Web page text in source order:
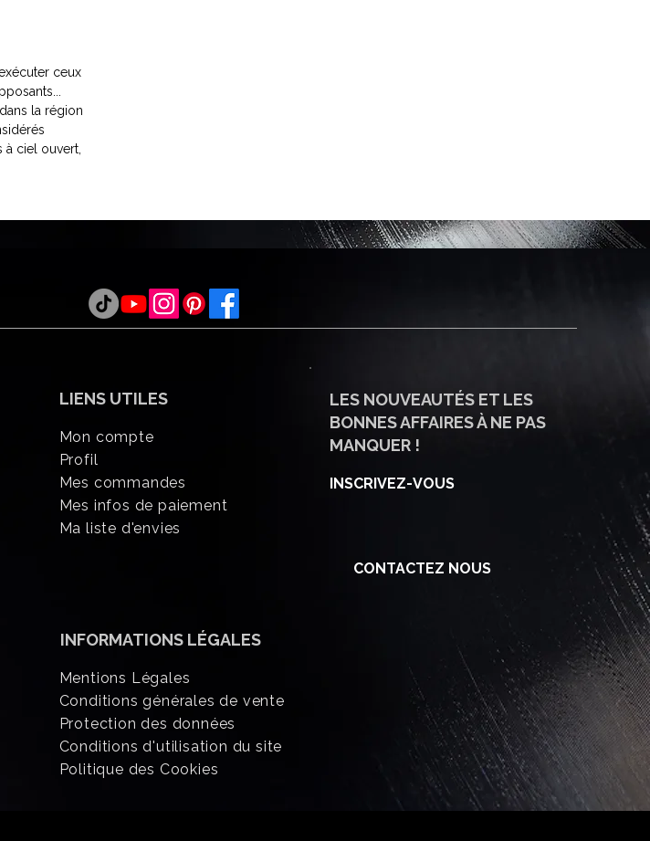
ceux
la région
ciel ouvert,
LIENS UTILES
Mon compte
Profil
Mes commandes
Mes infos de paiement
Ma liste d'envies
INFORMATIONSLÉGALES
Mentions Légales
Conditions générales de vente
Protection des données
Conditions d'utilisation du site
Politique des Cookies
LES NOUVEAUTÉS ET LES
BONNES AFFAIRES À NE PAS
MANQUER !
INSCRIVEZ-VOUS
CONTACTEZ NOUS